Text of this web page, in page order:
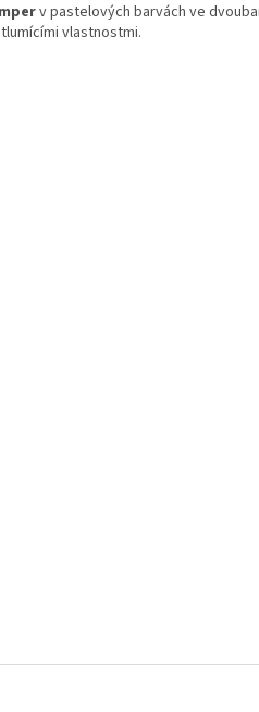
v pastelových barvách ve
vlastnostmi.